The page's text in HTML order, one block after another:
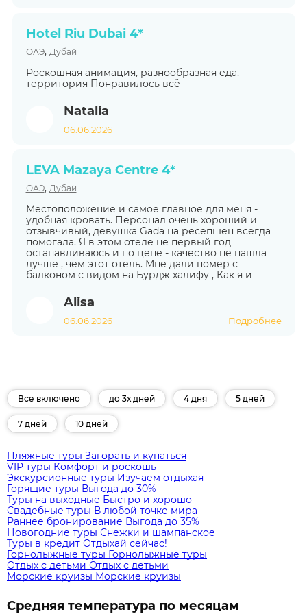
Hotel Riu Dubai 4*
ОАЭ, Дубай
Роскошная анимация, разнообразная еда,
территория Понравилось всё
Natalia
06.06.2026
LEVA Mazaya Centre 4*
ОАЭ, Дубай
Местоположение и самое главное для меня -
удобная кровать. Персонал очень хороший и
отзывчивый, девушка Gada на ресепшен всегда
помогала. Я в этом отеле не первый год
останавливаюсь и по цене - качество не нашла
лучше , чем этот отель. Мне дали номер с
балконом с видом на Бурдж халифу , Как я и
Alisa
06.06.2026 Подробнее
Все включено до 3х дней 4 дня 5 дней
7 дней 10 дней
Пляжные туры Загорать и купаться
VIP туры Комфорт и роскошь
Экскурсионные туры Изучаем отдыхая
Горящие туры Выгода до 30%
Туры на выходные Быстро и хорошо
Свадебные туры В любой точке мира
Раннее бронирование Выгода до 35%
Новогодние туры Снежки и шампанское
Туры в кредит Отдыхай сейчас!
Горнолыжные туры Горнолыжные туры
Отдых с детьми Отдых с детьми
Морские круизы Морские круизы
Средняя температура по месяцам